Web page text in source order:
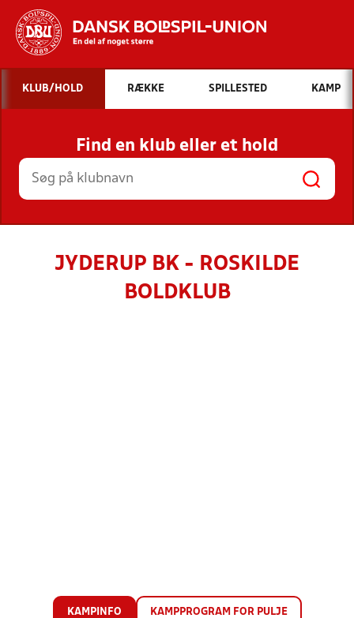
Hvad vil du søge efter?
INDHOLD OG NYHEDER
STILLINGER, RESULTATER, KLUBBER OG
HOLD
KLUB/HOLD RÆKKE SPILLESTED KAMP
Find en klub eller et hold
JYDERUP BK - ROSKILDE
BOLDKLUB
KAMPINFO KAMPPROGRAM FOR PULJE